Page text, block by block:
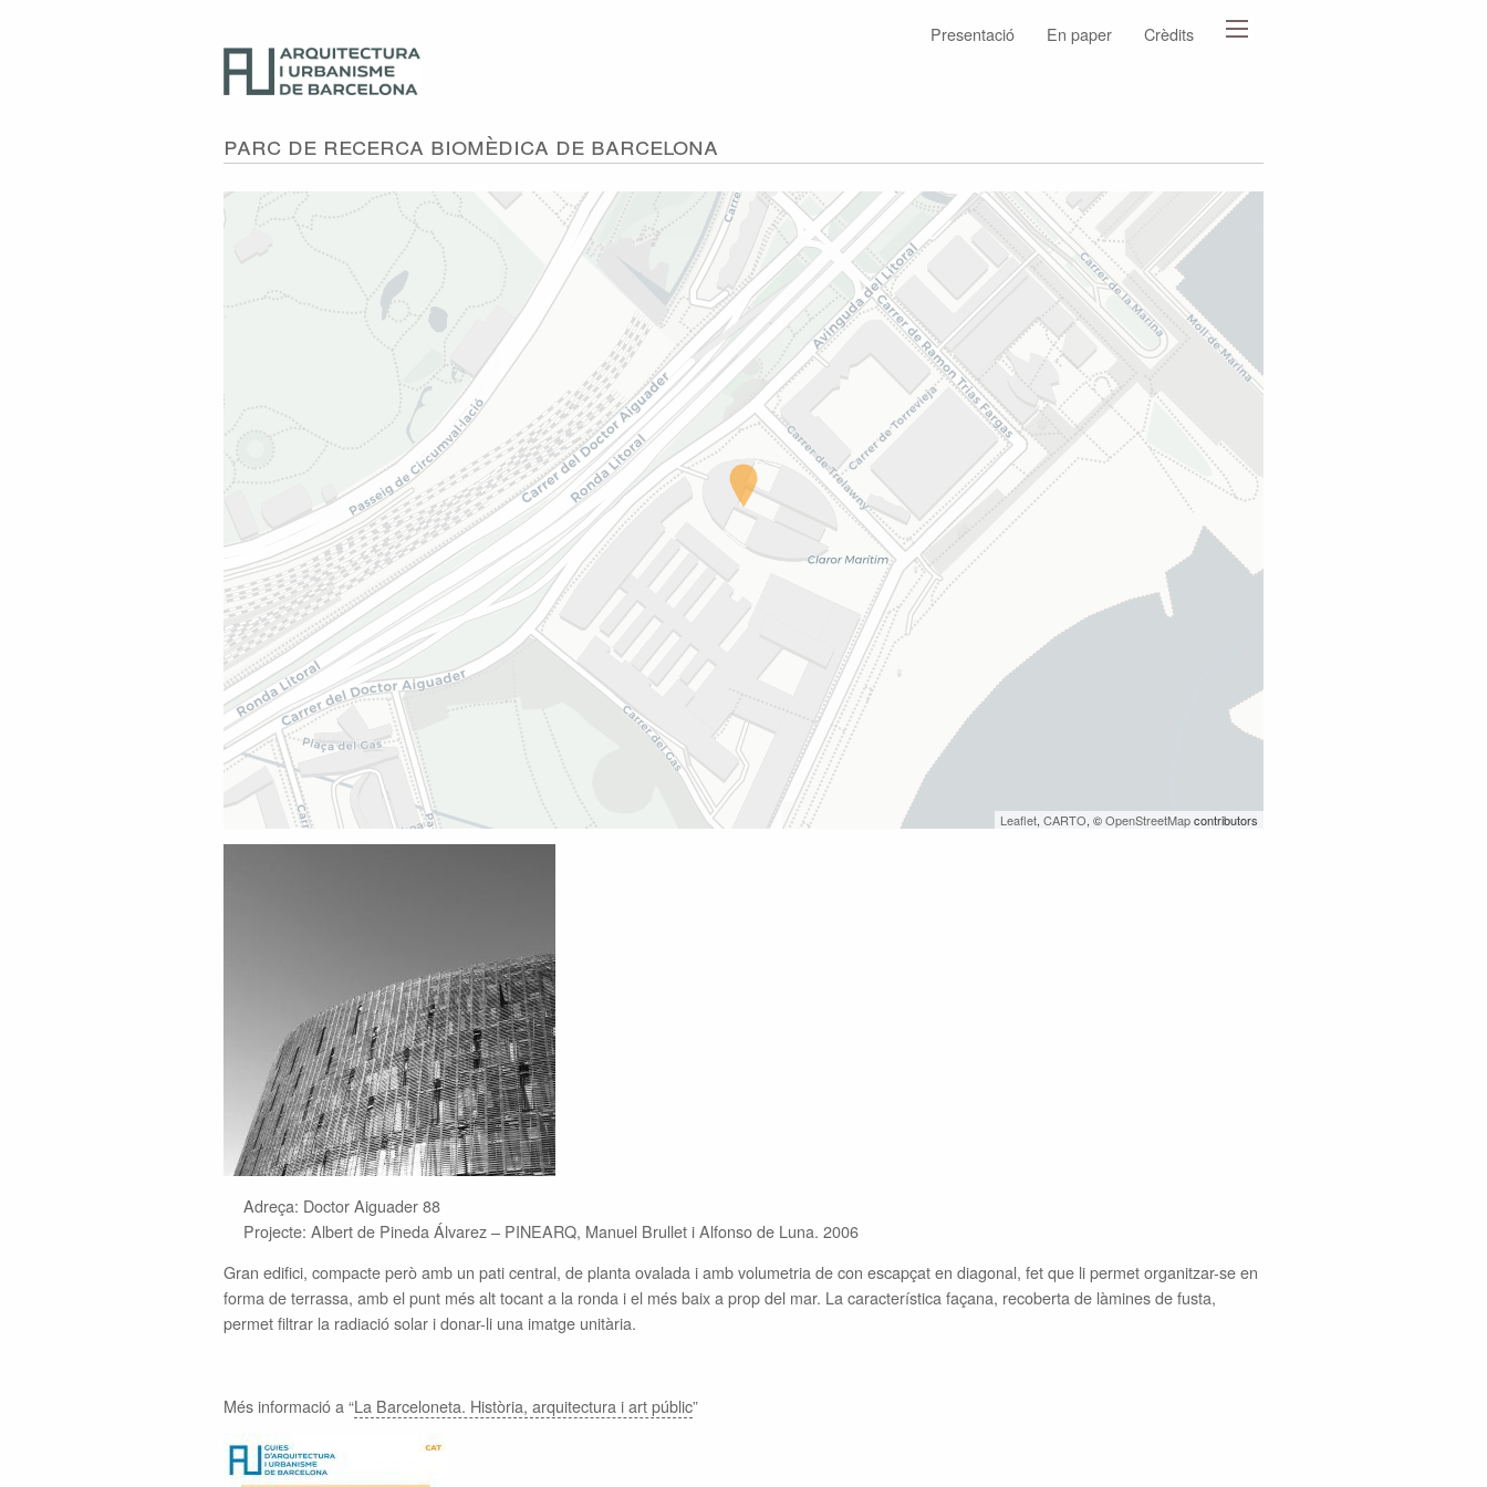
Presentació En paper Crèdits
Parc de Recerca Biomèdica de Barcelona
Leaflet, CARTO, ©OpenStreetMapcontributors
Adreça: Doctor Aiguader 88
Projecte: Albert de Pineda Álvarez – PINEARQ, Manuel Brullet i Alfonso de Luna. 2006
Gran edifici, compacte però amb un pati central, de planta ovalada i amb volumetria de con escapçat en diagonal, fet que li permet organitzar-se en
forma de terrassa, amb el punt més alt tocant a la ronda i el més baix a prop del mar. La característica façana, recoberta de làmines de fusta,
permet filtrar la radiació solar i donar-li una imatge unitària.
Més informació a “La Barceloneta. Història, arquitectura i art públic”